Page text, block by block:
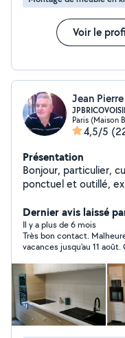
Voir le
Jean
Paris (Maison
4,5/5
Présentation
Bonjour, particulier,
ponctuel et outillé,
de meubles de
tringles,
sur mesure
Dernier avis laissé
Il y a plus de 6 mois
Très bon contact.
vacances jusqu'au 11
une autre personne.